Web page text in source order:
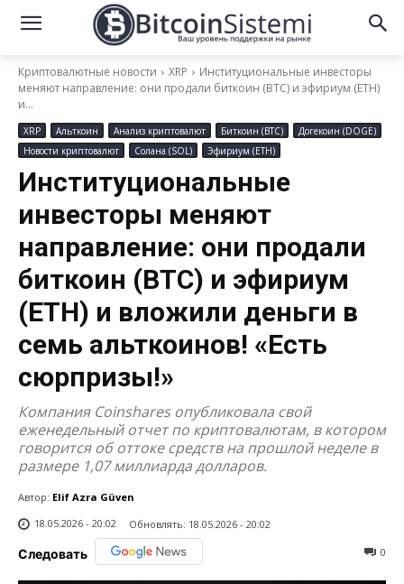
Криптовалютные новости XRP
Институциональные инвесторы
меняют направление: они продали биткоин (BTC) и эфириум (ETH)
и...
XRP Альткоин Анализ криптовалют Биткоин (BTC)
Догекоин (DOGE)
Новости криптовалют
Солана (SOL) Эфириум (ETH)
Институциональные
инвесторы меняют
направление: они продали
биткоин (BTC) и эфириум
(ETH) и вложили деньги в
семь альткоинов! «Есть
сюрпризы!»
Компания Coinshares опубликовала свой
еженедельный отчет по криптовалютам, в котором
говорится об оттоке средств на прошлой неделе в
размере 1,07 миллиарда долларов.
Автор: Elif Azra Güven
18.05.2026 - 20:02
Обновлять: 18.05.2026 - 20:02
Следовать 0